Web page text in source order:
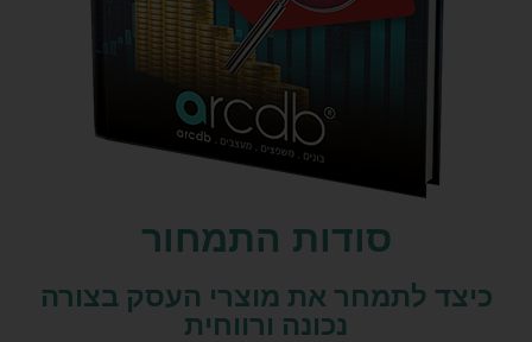
סודות התמחור
כיצד לתמחר את מוצרי העסק בצורה
נכונה ורווחית